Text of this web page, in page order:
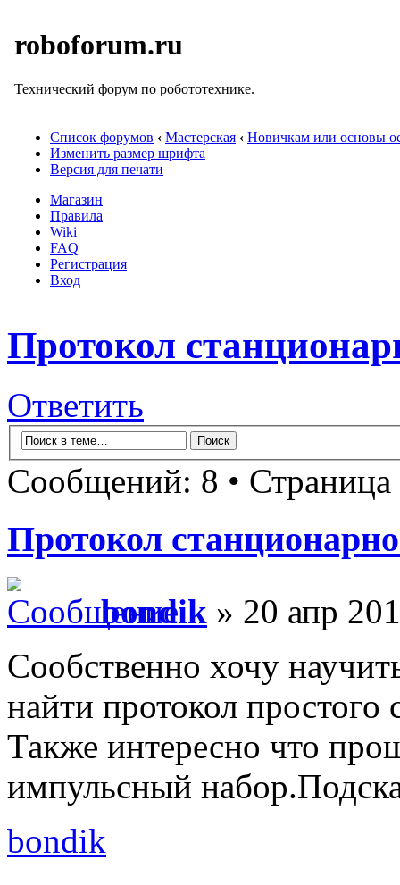
roboforum.ru
Технический форум по робототехнике.
Список форумов ‹ Мастерская ‹ Новичкам или основы
Изменить размер шрифта
Версия для печати
Магазин
Правила
Wiki
FAQ
Регистрация
Вход
Протокол
Ответить
Сообщений: 8 • Страница
Протокол
bondik » 20 апр
Сообственно хочу
найти протокол простого
Также интересно что
импульсный
bondik